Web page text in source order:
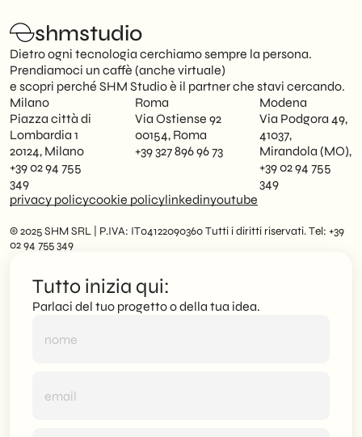
shmstudio
Dietro ogni tecnologia cerchiamo sempre la persona.
Prendiamoci un caffè (anche virtuale)
e scopri perché SHM Studio è il partner che stavi cercando.
Milano
Piazza città di
Lombardia 1
20124, Milano
+39 02 94 755
349
Roma
Via Ostiense 92
00154, Roma
+39 327 896 96 73
Modena
Via Podgora 49,
41037,
Mirandola (MO),
+39 02 94 755
349
privacy policycookie policylinkedinyoutube
© 2025 SHM SRL | P.IVA: IT04122090360 Tutti i diritti riservati. Tel: +39
02 94 755 349
Tutto inizia qui:
Parlaci del tuo progetto o della tua idea.